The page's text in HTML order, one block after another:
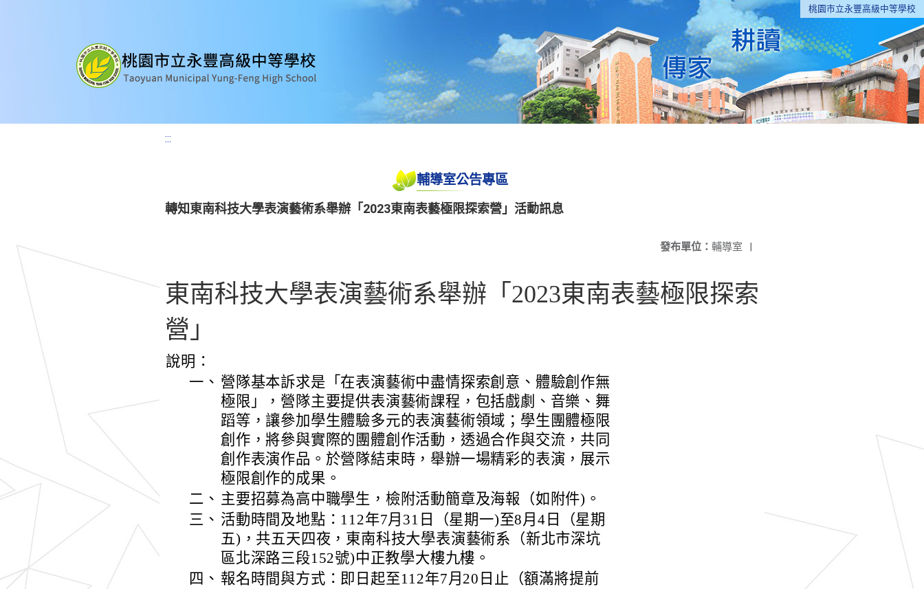
桃園市立永豐高級中等學校
:::
輔導室公告專區
轉知東南科技大學表演藝術系舉辦「2023東南表藝極限探索營」活動訊息
發布單位： 輔導室 |
東南科技大學表演藝術系舉辦「2023東南表藝極限探索
營」
說明：
一、 營隊基本訴求是「在表演藝術中盡情探索創意、體驗創作無
極限」，營隊主要提供表演藝術課程，包括戲劇、音樂、舞
蹈等，讓參加學生體驗多元的表演藝術領域；學生團體極限
創作，將參與實際的團體創作活動，透過合作與交流，共同
創作表演作品。於營隊結束時，舉辦一場精彩的表演，展示
極限創作的成果。
二、 主要招募為高中職學生，檢附活動簡章及海報（如附件)。
三、 活動時間及地點：112年7月31日（星期一)至8月4日（星期
五)，共五天四夜，東南科技大學表演藝術系（新北市深坑
區北深路三段152號)中正教學大樓九樓。
四、 報名時間與方式：即日起至112年7月20日止（額滿將提前